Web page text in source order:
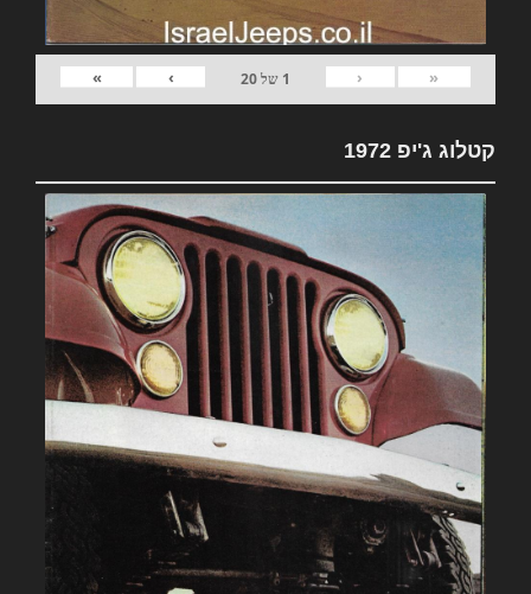
«
‹
1 של20
›
»
קטלוג ג'יפ 1972